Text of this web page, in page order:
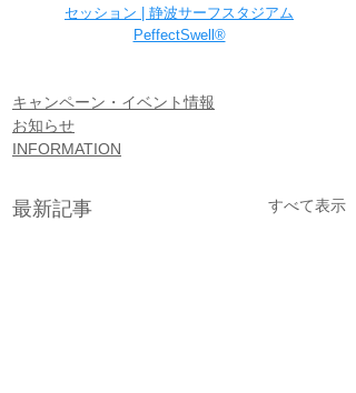
セッション | 静波サーフスタジアム
PeffectSwell®
キャンペーン・イベント情報
お知らせ
INFORMATION
最新記事 すべて表示